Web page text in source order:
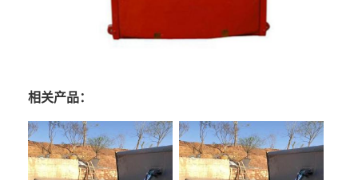
相关产品：